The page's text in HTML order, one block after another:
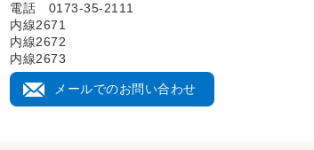
電話 0173-35-2111
内線2671
内線2672
内線2673
メールでのお問い合わせ